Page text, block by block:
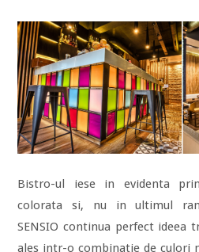
Bistro-ul iese in evidenta
colorata si, nu in ultimul
SENSIO continua perfect ideea
ales intr-o combinatie de culori